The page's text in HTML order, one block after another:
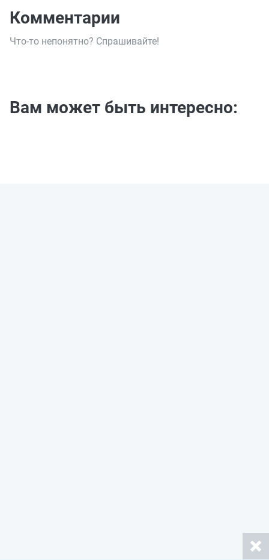
Комментарии
Что-то непонятно? Спрашивайте!
Вам может быть интересно: